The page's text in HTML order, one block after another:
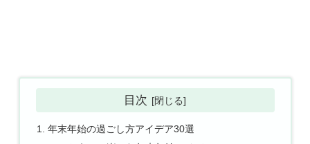
目次
年末年始の過ごし方アイデア30選